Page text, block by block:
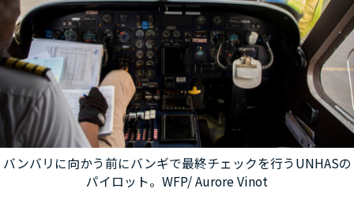
バンバリに向かう前にバンギで最終チェックを行うUNHASの
パイロット。WFP/ Aurore Vinot